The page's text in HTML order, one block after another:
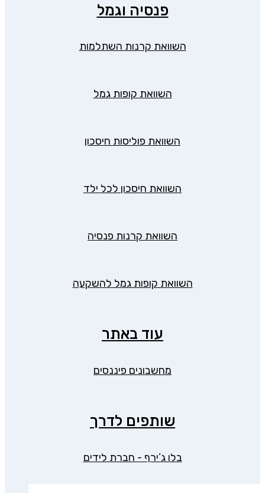
פנסיה וגמל
השוואת קרנות השתלמות
השוואת קופות גמל
השוואת פוליסות חיסכון
השוואת חיסכון לכל ילד
השוואת קרנות פנסיה
השוואת קופות גמל להשקעה
עוד באתר
מחשבונים פיננסים
שותפים לדרך
בלו ג’ירף - חברת לידים